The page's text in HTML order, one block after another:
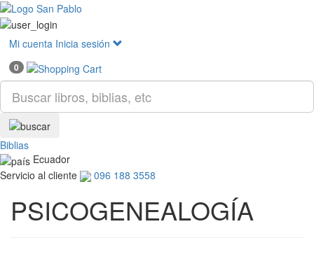
Mi cuenta Inicia sesión
0
Biblias
Ecuador
Servicio al cliente
096 188 3558
PSICOGENEALOGÍA